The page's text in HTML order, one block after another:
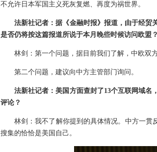
不允许日本军国主义死灰复燃、再度为祸世界。
法新社记者：据《金融时报》报道，由于经贸
是否仍将按这篇报道所说于本月晚些时候访问欧盟？
林剑：第一个问题，据目前我们了解，中欧双
第二个问题，建议向中方主管部门询问。
法新社记者：美国方面查封了13个互联网域
评论？
林剑：我不了解你提到的具体情况。中方一贯
搜集的恰恰是美国自己。